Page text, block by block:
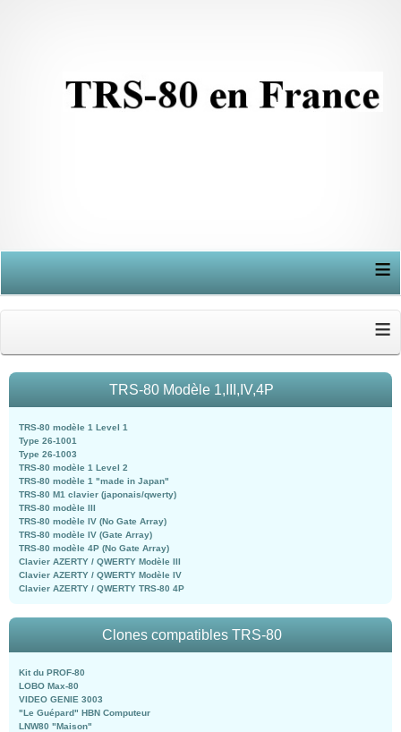
≡
≡
TRS-80 Modèle 1,III,IV,4P
TRS-80 modèle 1 Level 1
Type 26-1001
Type 26-1003
TRS-80 modèle 1 Level 2
TRS-80 modèle 1 "made in Japan"
TRS-80 M1 clavier (japonais/qwerty)
TRS-80 modèle III
TRS-80 modèle IV (No Gate Array)
TRS-80 modèle IV (Gate Array)
TRS-80 modèle 4P (No Gate Array)
Clavier AZERTY / QWERTY Modèle III
Clavier AZERTY / QWERTY Modèle IV
Clavier AZERTY / QWERTY TRS-80 4P
Clones compatibles TRS-80
Kit du PROF-80
LOBO Max-80
VIDEO GENIE 3003
"Le Guépard" HBN Computeur
LNW80 "Maison"